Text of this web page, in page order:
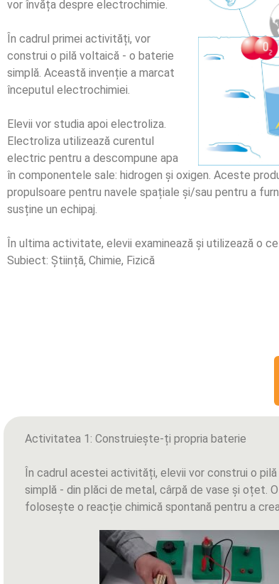
vor învăța despre electrochimie.
În cadrul primei activități, vor
construi o pilă voltaică - o baterie
simplă. Această invenție a marcat
începutul electrochimiei.
Elevii vor studia apoi electroliza.
Electroliza utilizează curentul
electric pentru a descompune apa
în componentele sale: hidrogen și oxigen. Aceste
propulsoare pentru navele spațiale și/sau pentru a
susține un echipaj.
În ultima activitate, elevii examinează și utilizează o
Subiect: Știință, Chimie, Fizică
Activitatea 1: Construiește-ți propria baterie
În cadrul acestei activități, elevii vor construi o
simplă - din plăci de metal, cârpă de vase și oțet.
folosește o reacție chimică spontană pentru a